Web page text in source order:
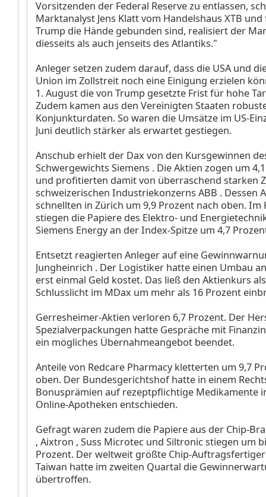
Vorsitzenden der Federal Reserve zu entlassen,
Marktanalyst Jens Klatt vom Handelshaus XTB
Trump die Hände gebunden sind, realisiert der
diesseits als auch jenseits des Atlantiks."
Anleger setzen zudem darauf, dass die USA und
Union im Zollstreit noch eine Einigung erzielen
1. August die von Trump gesetzte Frist für hohe
Zudem kamen aus den Vereinigten Staaten
Konjunkturdaten. So waren die Umsätze im US-
Juni deutlich stärker als erwartet gestiegen.
Anschub erhielt der Dax von den Kursgewinnen
Schwergewichts Siemens . Die Aktien zogen um
und profitierten damit von überraschend starken
schweizerischen Industriekonzerns ABB . Dessen
schnellten in Zürich um 9,9 Prozent nach oben. Im
stiegen die Papiere des Elektro- und
Siemens Energyan der Index-Spitze um 4,7
Entsetzt reagierten Anleger auf eine
Jungheinrich . Der Logistiker hatte einen Umbau
erst einmal Geld kostet. Das ließ den Aktienkurs
Schlusslicht im MDax um mehr als 16 Prozent
Gerresheimer-Aktien verloren 6,7 Prozent. Der
Spezialverpackungen hatte Gespräche mit
ein mögliches Übernahmeangebot beendet.
Anteile von Redcare Pharmacykletterten um 9,7
oben. Der Bundesgerichtshof hatte in einem
Bonusprämien auf rezeptpflichtige Medikamente
Online-Apotheken entschieden.
Gefragt waren zudem die Papiere aus der Chip-
, Aixtron , Suss Microtec und Siltronicstiegen um
Prozent. Der weltweit größte Chip-
Taiwan hatte im zweiten Quartal die
übertroffen.